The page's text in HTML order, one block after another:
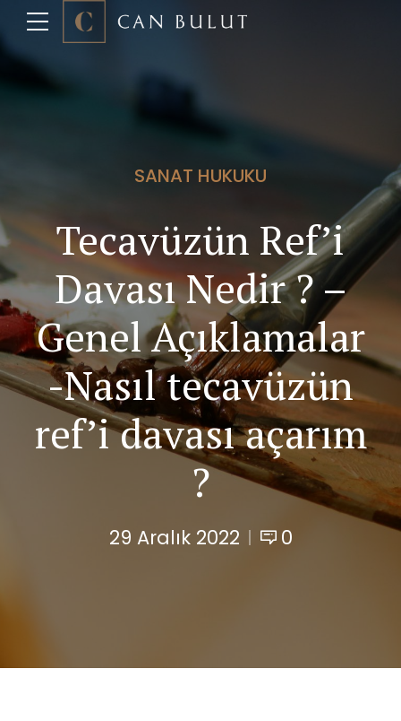
SANAT HUKUKU
Tecavüzün Ref’i
Davası Nedir ? –
Genel Açıklamalar
-Nasıl tecavüzün
ref’i davası açarım
?
29 Aralık 2022 0